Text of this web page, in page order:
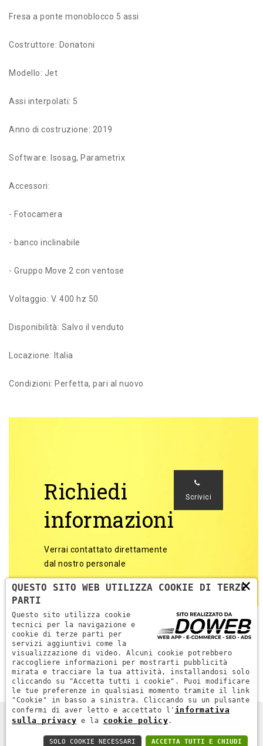
Fresa a ponte monoblocco 5 assi
Costruttore: Donatoni
Modello: Jet
Assi interpolati: 5
Anno di costruzione: 2019
Software: Isosag, Parametrix
Accessori:
- Fotocamera
- banco inclinabile
- Gruppo Move 2 con ventose
Voltaggio: V. 400 hz 50
Disponibilità: Salvo il venduto
Locazione: Italia
Condizioni: Perfetta, pari al nuovo
Richiedi
informazioni
Verrai contattato direttamente
dal nostro personale
Scrivici
Torna alle categorie
DPR MACCHINE. ALL RIGHTS RESERVED - P.IVA 04689670232 -
WEB AGENCY VERONA
×
QUESTO SITO WEB UTILIZZA COOKIE DI TERZE
PARTI
Questo sito utilizza cookie
tecnici per la navigazione e
cookie di terze parti per
servizi aggiuntivi come la
visualizzazione di video. Alcuni cookie potrebbero
raccogliere informazioni per mostrarti pubblicità
mirata e tracciare la tua attività, installandosi solo
cliccando su "Accetta tutti i cookie". Puoi modificare
le tue preferenze in qualsiasi momento tramite il link
"Cookie" in basso a sinistra. Cliccando su un pulsante
confermi di aver letto e accettato l' informativa
sulla privacy e la cookie policy.
ACCETTA TUTTI E CHIUDI
SOLO COOKIE NECESSARI